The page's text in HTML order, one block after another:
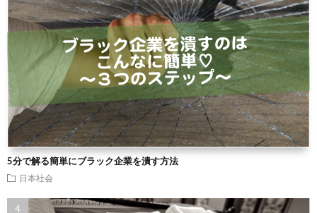
5分で解る簡単にブラック企業を潰す方法
日本社会